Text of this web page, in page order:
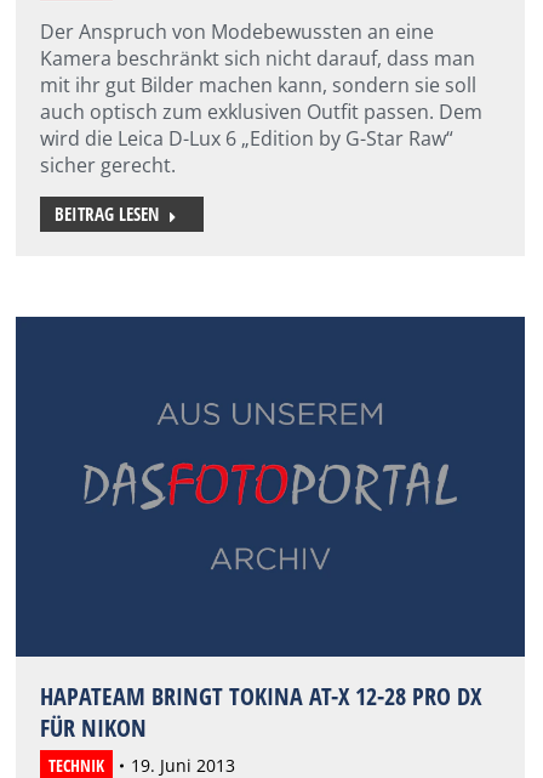
Der Anspruch von Modebewussten an eine
Kamera beschränkt sich nicht darauf, dass man
mit ihr gut Bilder machen kann, sondern sie soll
auch optisch zum exklusiven Outfit passen. Dem
wird die Leica D-Lux 6 „Edition by G-Star Raw“
sicher gerecht.
BEITRAG LESEN
HAPATEAM BRINGT TOKINA AT-X 12-28 PRO DX
FÜR NIKON
TECHNIK 19. Juni 2013